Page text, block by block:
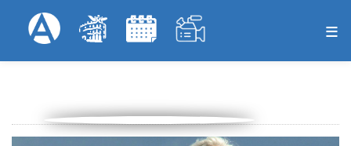
al
Menú Superior